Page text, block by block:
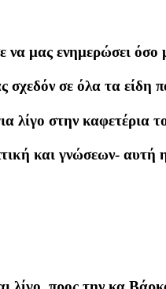
μας ενημερώσει όσο
σχεδόν σε όλα τα είδη
λίγο στην
και γνώσεων-